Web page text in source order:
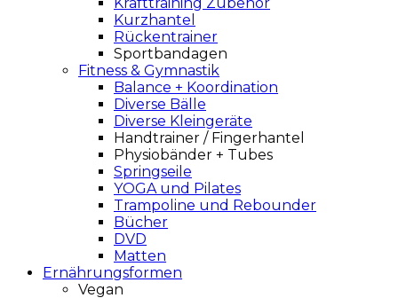
Kurzhantel
Rückentrainer
Sportbandagen
Fitness & Gymnastik
Balance + Koordination
Diverse Bälle
Diverse Kleingeräte
Handtrainer / Fingerhantel
Physiobänder + Tubes
Springseile
YOGA und Pilates
Trampoline und Rebounder
Bücher
DVD
Matten
Ernährungsformen
Vegan